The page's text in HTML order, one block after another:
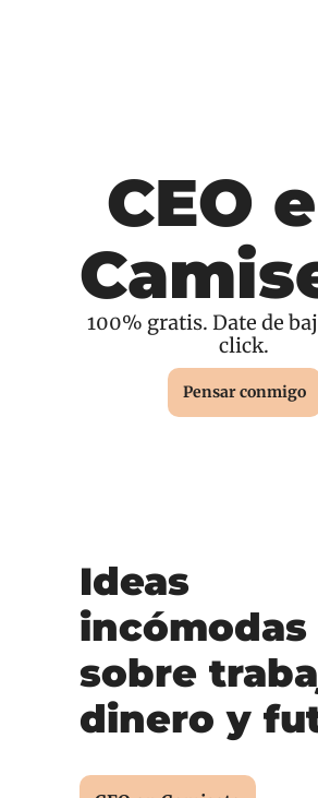
CEO
100% gratis. Date de
click.
Pensar conmigo
Ideas
incómodas
sobre
dinero y